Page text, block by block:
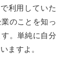
利用していた
のことを知っ
。単純に自分
ますよ。